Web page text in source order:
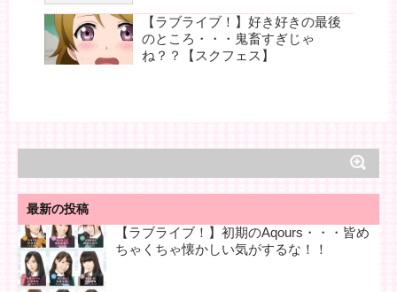
【ラブライブ！】好き好きの最後
のところ・・・鬼畜すぎじゃ
ね？？【スクフェス】
最新の投稿
【ラブライブ！】初期のAqours・・・皆め
ちゃくちゃ懐かしい気がするな！！